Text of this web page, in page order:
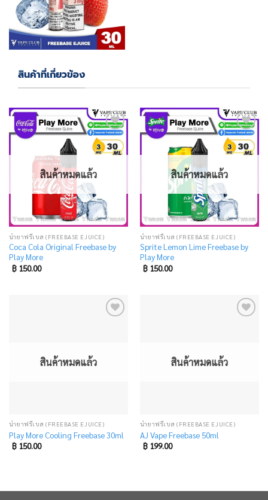
สินค้าที่เกี่ยวข้อง
Add
to
wishlist
สินค้าหมดแล้ว
น้ำยาฟรีเบส (FREEBASE EJUICE)
Coca Cola Original Freebase by
Play More
฿150.00
Add
to
wishlist
สินค้าหมดแล้ว
น้ำยาฟรีเบส (FREEBASE EJUICE)
Sprite Lemon Lime Freebase by
Play More
฿150.00
สินค้าหมดแล้ว
น้ำยาฟรีเบส (FREEBASE EJUICE)
Play More Cooling Freebase 30ml
฿150.00
สินค้าหมดแล้ว
น้ำยาฟรีเบส (FREEBASE EJUICE)
AJ Vape Freebase 50ml
฿199.00